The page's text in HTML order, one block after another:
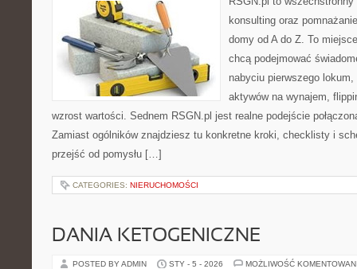
konsulting oraz
domy od A do Z. To
chcą podejmować
nabyciu pierwszego
aktywów na wynajem,
wzrost wartości. Sednem RSGN.pl jest realne podejście
Zamiast ogólników znajdziesz tu konkretne kroki, checklisty i
przejść od pomysłu […]
CATEGORIES: NIERUCHOMOŚCI
DANIA KETOGENICZNE
POSTED BY ADMIN STY - 5 - 2026 MOŻLIWOŚĆ